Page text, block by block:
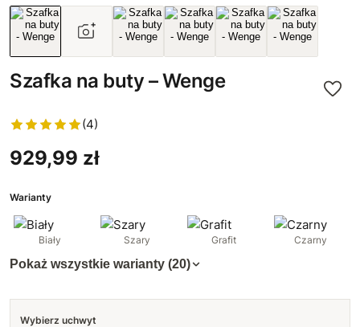
Szafka na buty – Wenge
(4)
929,99 zł
Warianty
Biały Szary Grafit Czarny
Pokaż wszystkie warianty (20)
Wybierz uchwyt